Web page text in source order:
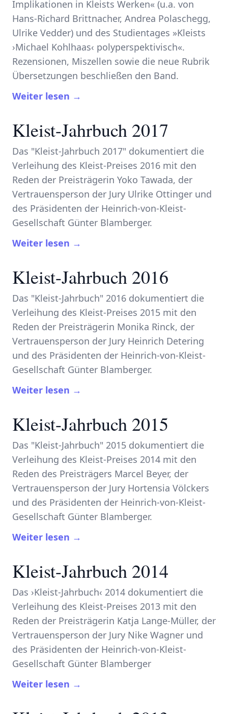
Implikationen in Kleists Werken« (u.a. von
Hans-Richard Brittnacher, Andrea Polaschegg,
Ulrike Vedder) und des Studientages »Kleists
›Michael Kohlhaas‹ polyperspektivisch«.
Rezensionen, Miszellen sowie die neue Rubrik
Übersetzungen beschließen den Band.
Weiter lesen →
Kleist-Jahrbuch 2017
Das "Kleist-Jahrbuch 2017" dokumentiert die
Verleihung des Kleist-Preises 2016 mit den
Reden der Preisträgerin Yoko Tawada, der
Vertrauensperson der Jury Ulrike Ottinger und
des Präsidenten der Heinrich-von-Kleist-
Gesellschaft Günter Blamberger.
Weiter lesen →
Kleist-Jahrbuch 2016
Das "Kleist-Jahrbuch" 2016 dokumentiert die
Verleihung des Kleist-Preises 2015 mit den
Reden der Preisträgerin Monika Rinck, der
Vertrauensperson der Jury Heinrich Detering
und des Präsidenten der Heinrich-von-Kleist-
Gesellschaft Günter Blamberger.
Weiter lesen →
Kleist-Jahrbuch 2015
Das "Kleist-Jahrbuch" 2015 dokumentiert die
Verleihung des Kleist-Preises 2014 mit den
Reden des Preisträgers Marcel Beyer, der
Vertrauensperson der Jury Hortensia Völckers
und des Präsidenten der Heinrich-von-Kleist-
Gesellschaft Günter Blamberger.
Weiter lesen →
Kleist-Jahrbuch 2014
Das ›Kleist-Jahrbuch‹ 2014 dokumentiert die
Verleihung des Kleist-Preises 2013 mit den
Reden der Preisträgerin Katja Lange-Müller, der
Vertrauensperson der Jury Nike Wagner und
des Präsidenten der Heinrich-von-Kleist-
Gesellschaft Günter Blamberger
Weiter lesen →